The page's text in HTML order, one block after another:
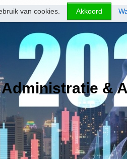
&
van cookies. Akkoord